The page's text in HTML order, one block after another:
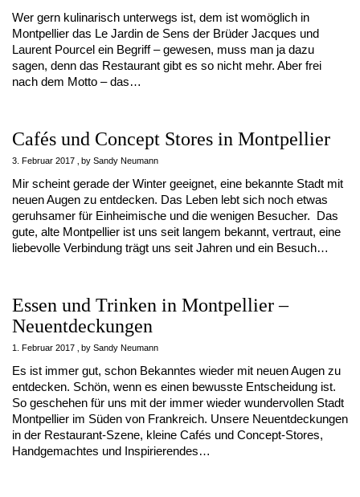
Wer gern kulinarisch unterwegs ist, dem ist womöglich in
Montpellier das Le Jardin de Sens der Brüder Jacques und
Laurent Pourcel ein Begriff – gewesen, muss man ja dazu
sagen, denn das Restaurant gibt es so nicht mehr. Aber frei
nach dem Motto – das…
Cafés und Concept Stores in Montpellier
3. Februar 2017 by Sandy Neumann
Mir scheint gerade der Winter geeignet, eine bekannte Stadt mit
neuen Augen zu entdecken. Das Leben lebt sich noch etwas
geruhsamer für Einheimische und die wenigen Besucher. Das
gute, alte Montpellier ist uns seit langem bekannt, vertraut, eine
liebevolle Verbindung trägt uns seit Jahren und ein Besuch…
Essen und Trinken in Montpellier –
Neuentdeckungen
1. Februar 2017 by Sandy Neumann
Es ist immer gut, schon Bekanntes wieder mit neuen Augen zu
entdecken. Schön, wenn es einen bewusste Entscheidung ist.
So geschehen für uns mit der immer wieder wundervollen Stadt
Montpellier im Süden von Frankreich. Unsere Neuentdeckungen
in der Restaurant-Szene, kleine Cafés und Concept-Stores,
Handgemachtes und Inspirierendes…